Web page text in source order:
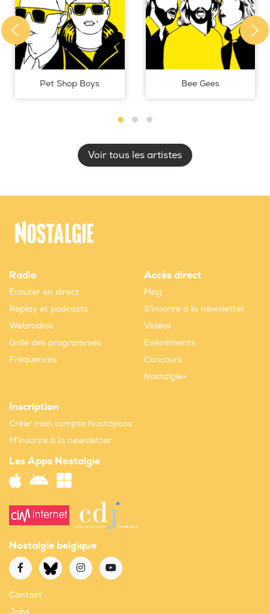
Pet Shop Boys Bee Gees
Voir tous les artistes
Radio
Ecouter en direct
Replay et podcasts
Webradios
Grille des programmes
Fréquences
Accès direct
Mag
S'inscrire à la newsletter
Vidéos
Evènements
Concours
Nostalgie+
Inscription
Créer mon compte Nostapass
M'inscrire à la newsletter
Les Apps Nostalgie
Nostalgie belgique
Contact
Jobs